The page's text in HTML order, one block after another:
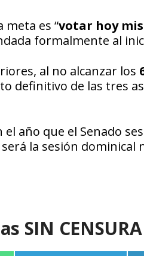
es “votar hoy
formalmente al
al no alcanzar los
definitivo de las tres
año que el Senado
la sesión dominical
SIN CENSURA